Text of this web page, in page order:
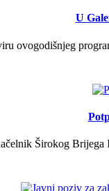
U
ovogodišnjeg
Širokog Brijega